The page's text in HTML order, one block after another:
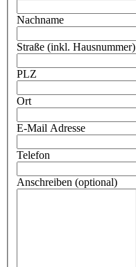
Nachname
Straße (inkl. Hausnummer)
PLZ
Ort
E-Mail Adresse
Telefon
Anschreiben (optional)